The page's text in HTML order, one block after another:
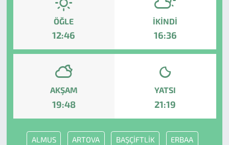
ÖĞLE
12:46
İKINDI
16:36
AKŞAM
19:48
YATSI
21:19
ALMUS ARTOVA BAŞÇİFTLİK ERBAA